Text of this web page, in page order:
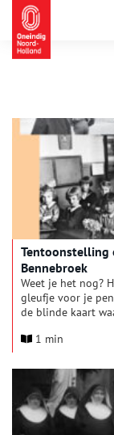
Tentoonstelling
Bennebroek
Weet je het nog?
gleufje voor je
de blinde kaart
meesters nog?
1 min